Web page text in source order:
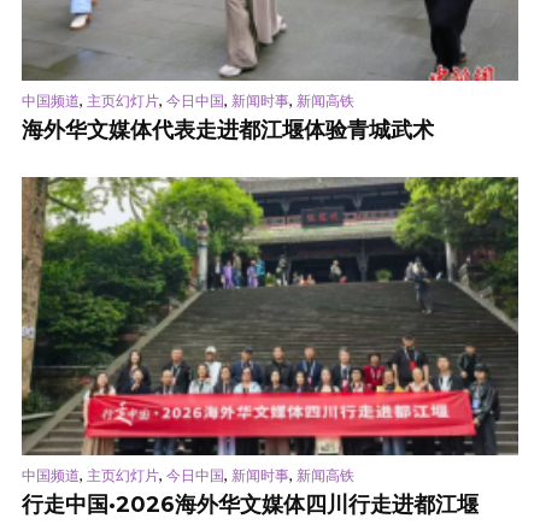
中国频道, 主页幻灯片, 今日中国, 新闻时事, 新闻高铁
海外华文媒体代表走进都江堰体验青城武术
中国频道, 主页幻灯片, 今日中国, 新闻时事, 新闻高铁
行走中国·2026海外华文媒体四川行走进都江堰